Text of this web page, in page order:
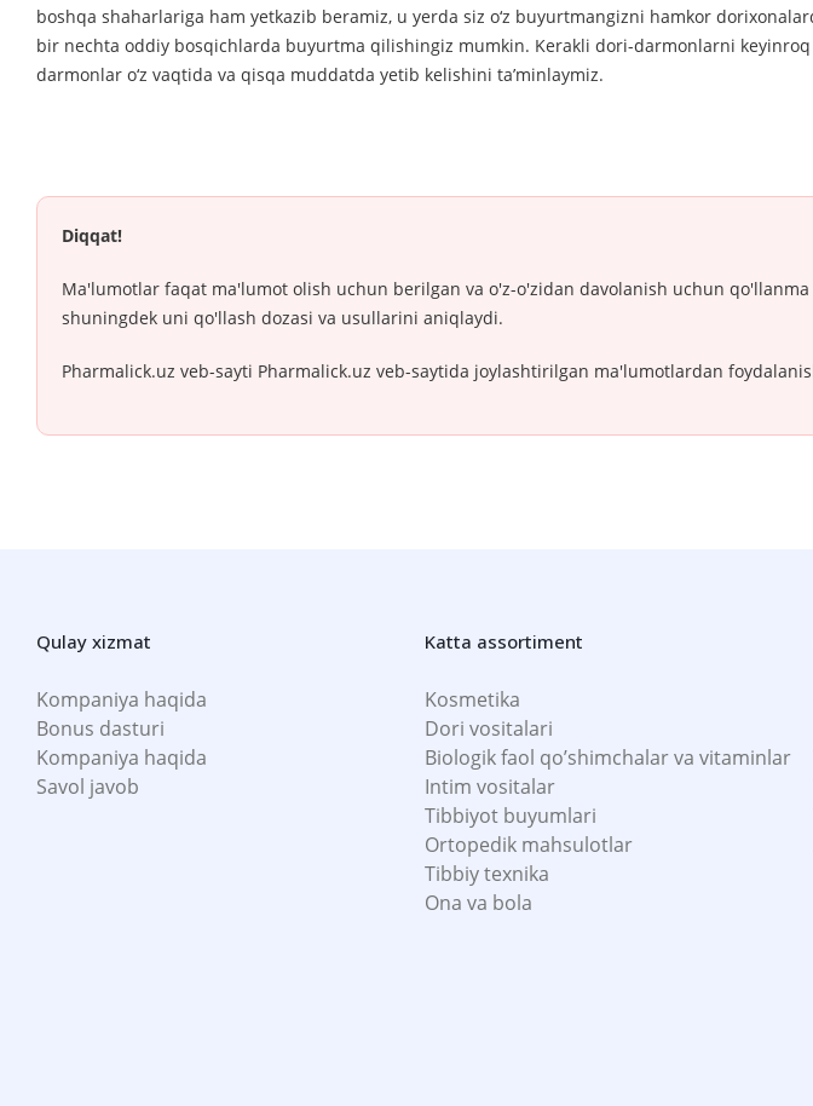
boshqa shaharlariga ham yetkazib beramiz, u yerda siz o‘z buyurtmangizni hamkor
bir nechta oddiy bosqichlarda buyurtma qilishingiz mumkin. Kerakli dori-darmonlarni
darmonlar o‘z vaqtida va qisqa muddatda yetib kelishini ta’minlaymiz.
Diqqat!
Ma'lumotlar faqat ma'lumot olish uchun berilgan va o'z-o'zidan davolanish uchun
shuningdek uni qo'llash dozasi va usullarini aniqlaydi.
Pharmalick.uz veb-sayti Pharmalick.uz veb-saytida joylashtirilgan ma'lumotlardan
Qulay xizmat
Kompaniya haqida
Bonus dasturi
Kompaniya haqida
Savol javob
Katta assortiment
Kosmetika
Dori vositalari
Biologik faol qo’shimchalar va vitaminlar
Intim vositalar
Tibbiyot buyumlari
Ortopedik mahsulotlar
Tibbiy texnika
Ona va bola